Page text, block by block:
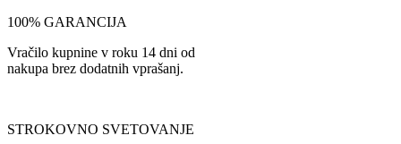
100% GARANCIJA
Vračilo kupnine v roku 14 dni od
nakupa brez dodatnih vprašanj.
STROKOVNO SVETOVANJE